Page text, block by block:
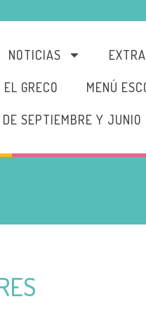
NOTICIAS
GRECO MENÚ
SEPTIEMBRE Y JUNIO